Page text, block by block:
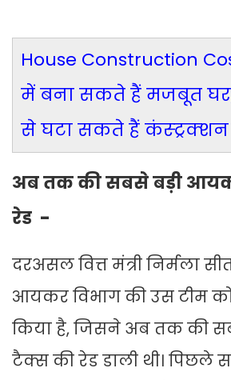
House Construction
में बना सकते हैं मजबूत घर,
से घटा सकते हैं कंस्‍ट्रक्‍शन
अब तक की सबसे बड़ी
रेड -
दरअसल वित्त मंत्री निर्मला
आयकर विभाग की उस टीम
किया है, जिसने अब तक की
टैक्स की रेड डाली थी। पिछले